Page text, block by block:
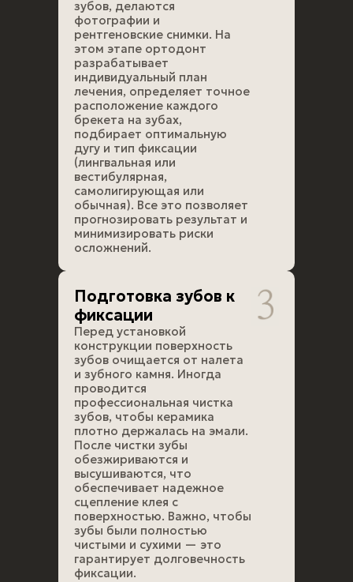
зубов, делаются
фотографии и
рентгеновские снимки. На
этом этапе ортодонт
разрабатывает
индивидуальный план
лечения, определяет точное
расположение каждого
брекета на зубах,
подбирает оптимальную
дугу и тип фиксации
(лингвальная или
вестибулярная,
самолигирующая или
обычная). Все это позволяет
прогнозировать результат и
минимизировать риски
осложнений.
Подготовка зубов к
фиксации
Перед установкой
конструкции поверхность
зубов очищается от налета
и зубного камня. Иногда
проводится
профессиональная чистка
зубов, чтобы керамика
плотно держалась на эмали.
После чистки зубы
обезжириваются и
высушиваются, что
обеспечивает надежное
сцепление клея с
поверхностью. Важно, чтобы
зубы были полностью
чистыми и сухими — это
гарантирует долговечность
фиксации.